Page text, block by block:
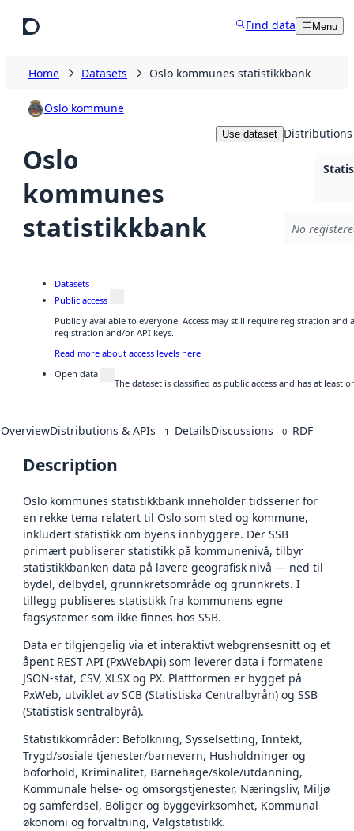
Find data Menu
Home Datasets Oslo kommunes statistikkbank
Oslo kommune
Oslo
kommunes
statistikkbank
Use dataset Distributions
No
Datasets
Public access
Publicly available to everyone. Access may still require registration and
registration and/or API keys.
Read more about access levels here
Open data
The dataset is classified as public access and has at
OverviewDistributions & APIs 1 DetailsDiscussions 0 RDF
Description
Oslo kommunes statistikkbank inneholder tidsserier for
en rekke tema relatert til Oslo som sted og kommune,
inkludert statistikk om byens innbyggere. Der SSB
primært publiserer statistikk på kommunenivå, tilbyr
statistikkbanken data på lavere geografisk nivå — ned til
bydel, delbydel, grunnkretsområde og grunnkrets. I
tillegg publiseres statistikk fra kommunens egne
fagsystemer som ikke finnes hos SSB.
Data er tilgjengelig via et interaktivt webgrensesnitt og et
åpent REST API (PxWebApi) som leverer data i formatene
JSON-stat, CSV, XLSX og PX. Plattformen er bygget på
PxWeb, utviklet av SCB (Statistiska Centralbyrån) og SSB
(Statistisk sentralbyrå).
Statistikkområder: Befolkning, Sysselsetting, Inntekt,
Trygd/sosiale tjenester/barnevern, Husholdninger og
boforhold, Kriminalitet, Barnehage/skole/utdanning,
Kommunale helse- og omsorgstjenester, Næringsliv, Miljø
og samferdsel, Boliger og byggevirksomhet, Kommunal
økonomi og forvaltning, Valgstatistikk.